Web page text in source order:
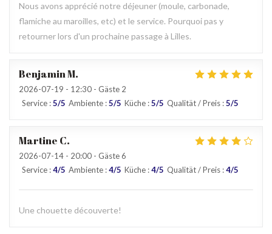
Nous avons apprécié notre déjeuner (moule, carbonade,
flamiche au maroilles, etc) et le service. Pourquoi pas y
retourner lors d'un prochaine passage à Lilles.
BenjaminM
2026-07-19 - 12:30 - Gäste 2
Service :5/5 Ambiente :5/5 Küche :5/5 Qualität / Preis :5/5
Martine C
2026-07-14 - 20:00 - Gäste 6
Service :4/5 Ambiente :4/5 Küche :4/5 Qualität / Preis :4/5
Une chouette découverte!